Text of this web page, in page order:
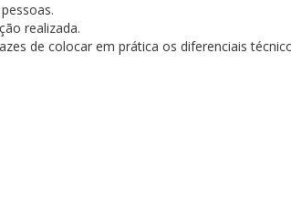
realizada.
de colocar em prática os diferenciais